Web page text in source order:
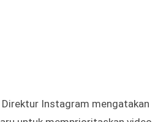
Instagram mengatakan